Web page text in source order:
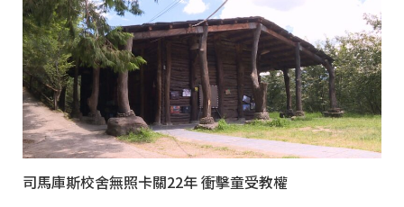
司馬庫斯校舍無照卡關22年 衝擊童受教權